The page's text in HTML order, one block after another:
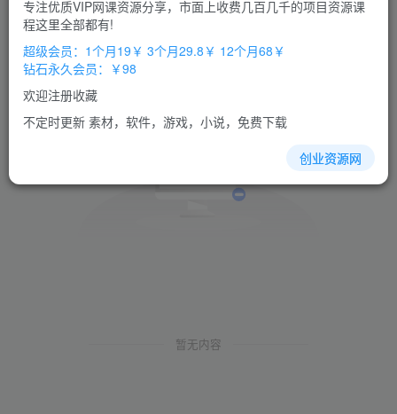
暂无内容
专注优质VIP网课资源分享，市面上收费几百几千的项目资源课
程这里全部都有!
超级会员：1个月19￥ 3个月29.8￥ 12个月68￥
钻石永久会员：￥98
欢迎注册收藏
不定时更新 素材，软件，游戏，小说，免费下载
创业资源网